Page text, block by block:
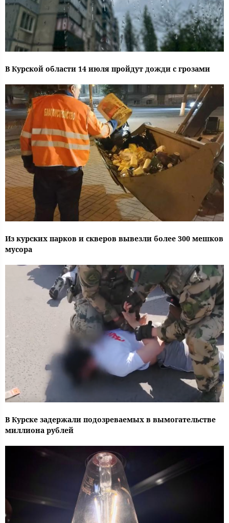
В Курской области 14 июля пройдут дожди с грозами
Из курских парков и скверов вывезли более 300 мешков
мусора
В Курске задержали подозреваемых в вымогательстве
миллиона рублей